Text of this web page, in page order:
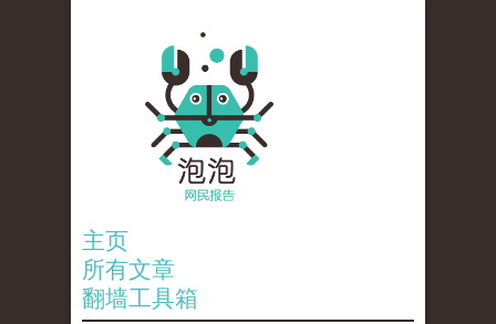
主页
所有文章
翻墙工具箱